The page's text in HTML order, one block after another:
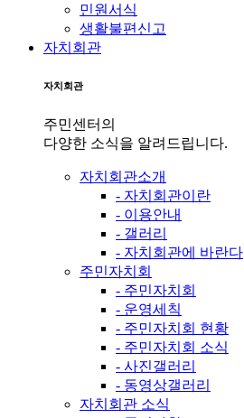
민원서식
생활불편신고
자치회관
자치회관
주민센터의
다양한 소식을 알려드립니다.
자치회관소개
- 자치회관이란
- 이용안내
- 갤러리
- 자치회관에 바란다
주민자치회
- 주민자치회
- 운영세칙
- 주민자치회 현황
- 주민자치회 소식
- 사진갤러리
- 동영상갤러리
자치회관 소식